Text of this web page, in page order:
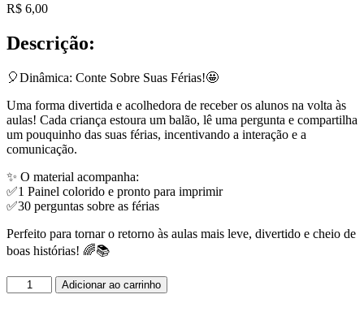
R$ 6,00
Descrição:
🎈Dinâmica: Conte Sobre Suas Férias!🤩
Uma forma divertida e acolhedora de receber os alunos na volta às
aulas! Cada criança estoura um balão, lê uma pergunta e compartilha
um pouquinho das suas férias, incentivando a interação e a
comunicação.
✨ O material acompanha:
✅1 Painel colorido e pronto para imprimir
✅30 perguntas sobre as férias
Perfeito para tornar o retorno às aulas mais leve, divertido e cheio de
boas histórias! 🌈📚
Dinâmica:
Conte
Adicionar ao carrinho